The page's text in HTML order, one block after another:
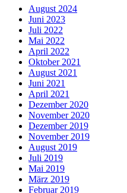
August 2024
Juni 2023
Juli 2022
Mai 2022
April 2022
Oktober 2021
August 2021
Juni 2021
April 2021
Dezember 2020
November 2020
Dezember 2019
November 2019
August 2019
Juli 2019
Mai 2019
März 2019
Februar 2019